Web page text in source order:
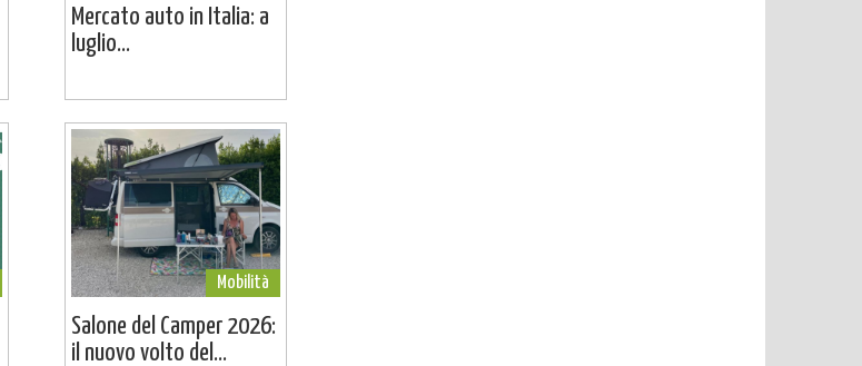
Mercato auto in Italia: a
luglio...
Mobilità
Salone del Camper 2026:
il nuovo volto del...